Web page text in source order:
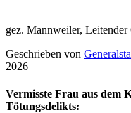
gez. Mannweiler, Leitender
Geschrieben von
2026
Vermisste Frau aus dem
Tötungsdelikts: